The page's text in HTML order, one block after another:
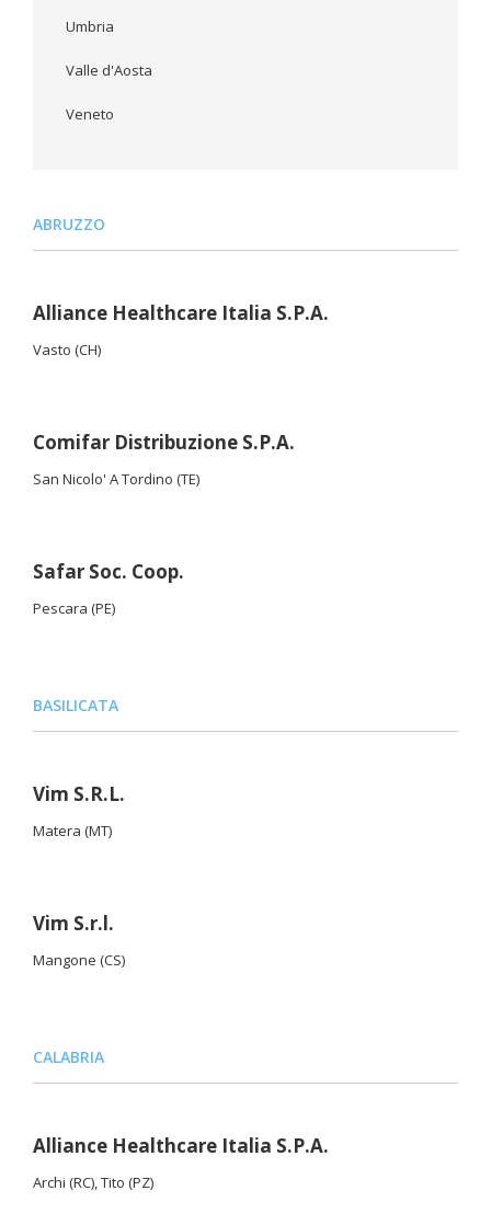
Umbria
Valle d'Aosta
Veneto
ABRUZZO
Alliance Healthcare Italia S.P.A.
Vasto (CH)
Comifar Distribuzione S.P.A.
San Nicolo' A Tordino (TE)
Safar Soc. Coop.
Pescara (PE)
BASILICATA
Vim S.R.L.
Matera (MT)
Vim S.r.l.
Mangone (CS)
CALABRIA
Alliance Healthcare Italia S.P.A.
Archi (RC), Tito (PZ)